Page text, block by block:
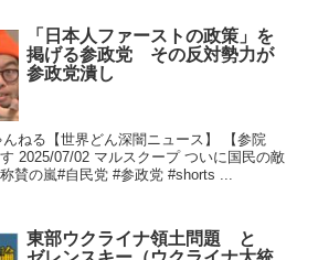
「日本人ファーストの政策」を
掲げる参政党 その反対勢力が
参政党潰し
ねる【世界どん深闇ニュース】 【参院
2025/07/02 マルスクープ ついに国民の敵
賛の嵐#自民党 #参政党 #shorts ...
東部ウクライナ領土問題 と